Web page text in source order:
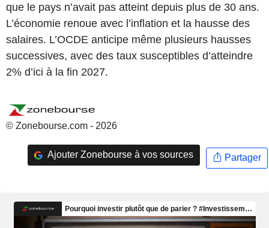
que le pays n’avait pas atteint depuis plus de 30 ans.
L’économie renoue avec l’inflation et la hausse des
salaires. L’OCDE anticipe même plusieurs hausses
successives, avec des taux susceptibles d’atteindre
2% d’ici à la fin 2027.
© Zonebourse.com - 2026
Ajouter Zonebourse à vos sources Partager